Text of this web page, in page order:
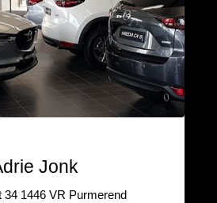
Jonk
34 1446 VR Purmerend